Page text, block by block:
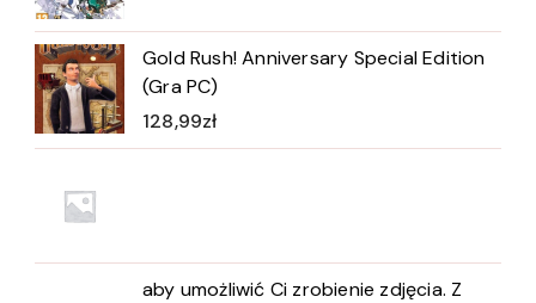
Gold Rush! Anniversary Special Edition
(Gra PC)
128,99zł
aby umożliwić Ci zrobienie zdjęcia. Z